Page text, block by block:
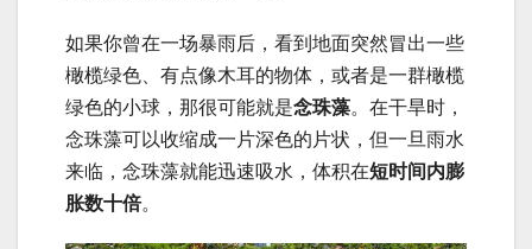
如果你曾在一场暴雨后，看到地面突然冒出一些
橄榄绿色、有点像木耳的物体，或者是一群橄榄
绿色的小球，那很可能就是念珠藻。在干旱时，
念珠藻可以收缩成一片深色的片状，但一旦雨水
来临，念珠藻就能迅速吸水，体积在短时间内膨
胀数十倍。